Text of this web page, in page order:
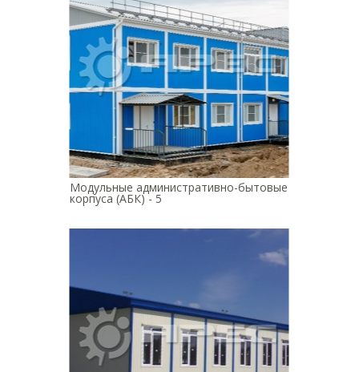
Модульные административно-бытовые
корпуса (АБК) - 5